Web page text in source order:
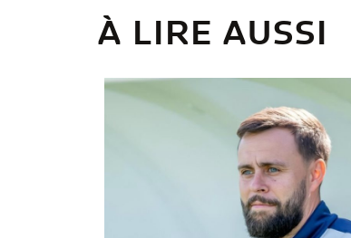
À LIRE AUSSI